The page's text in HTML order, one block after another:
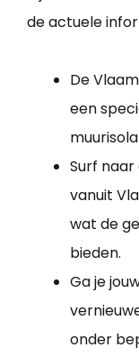
de actuele
De
een
Surf
vanuit
wat de
bieden.
Ga je
onder